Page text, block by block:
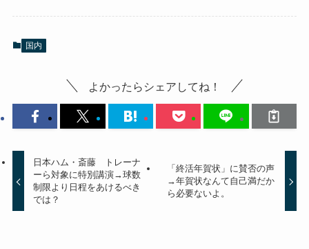
国内
よかったらシェアしてね！
日本ハム・斎藤 トレーナ
ーら対象に特別講演→球数
制限より日程をあけるべき
では？
「終活年賀状」に賛否の声
→年賀状なんて自己満だか
ら必要ないよ。